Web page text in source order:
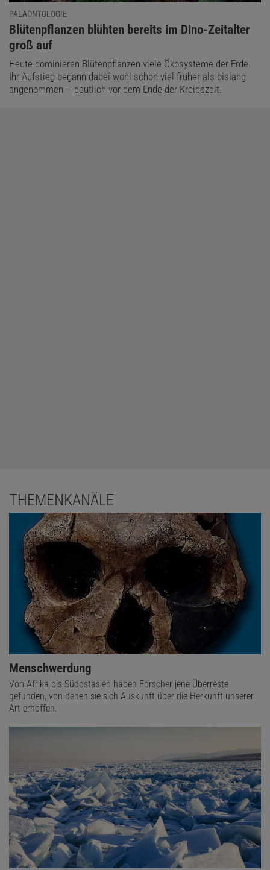
PALÄONTOLOGIE
:
Blütenpflanzen blühten bereits im Dino-Zeitalter
groß auf
Heute dominieren Blütenpflanzen viele Ökosysteme der Erde.
Ihr Aufstieg begann dabei wohl schon viel früher als bislang
angenommen – deutlich vor dem Ende der Kreidezeit.
THEMENKANÄLE
Menschwerdung
Von Afrika bis Südostasien haben Forscher jene Überreste
gefunden, von denen sie sich Auskunft über die Herkunft unserer
Art erhoffen.